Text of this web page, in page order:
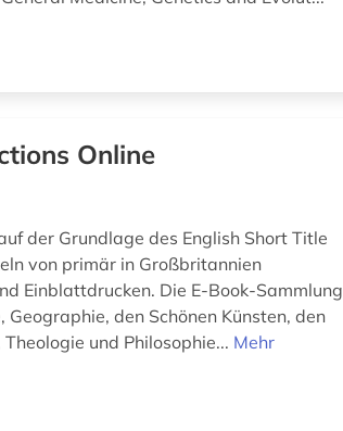
Online
der Grundlage des English Short Title
von primär in Großbritannien
Einblattdrucken. Die E-Book-Sammlung
den Schönen Künsten, den
und Philosophie... Mehr